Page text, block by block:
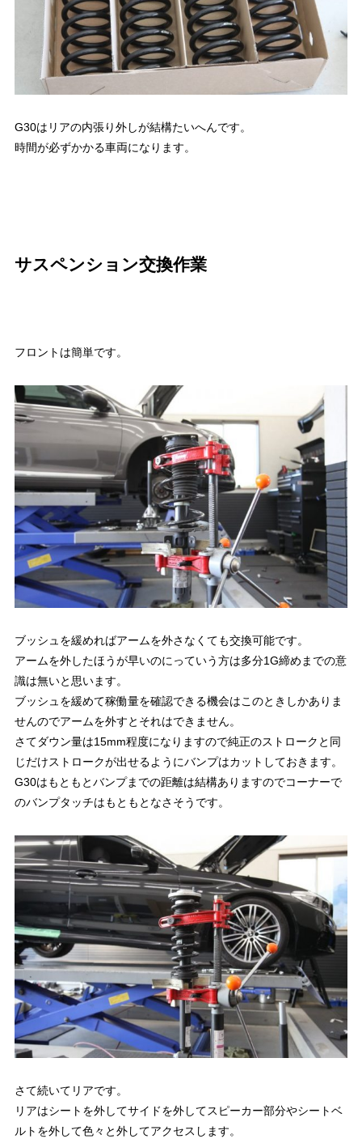
G30はリアの内張り外しが結構たいへんです。
時間が必ずかかる車両になります。
サスペンション交換作業
フロントは簡単です。
ブッシュを緩めればアームを外さなくても交換可能です。
アームを外したほうが早いのにっていう方は多分1G締めまでの意
識は無いと思います。
ブッシュを緩めて稼働量を確認できる機会はこのときしかありま
せんのでアームを外すとそれはできません。
さてダウン量は15mm程度になりますので純正のストロークと同
じだけストロークが出せるようにバンプはカットしておきます。
G30はもともとバンプまでの距離は結構ありますのでコーナーで
のバンプタッチはもともとなさそうです。
さて続いてリアです。
リアはシートを外してサイドを外してスピーカー部分やシートベ
ルトを外して色々と外してアクセスします。